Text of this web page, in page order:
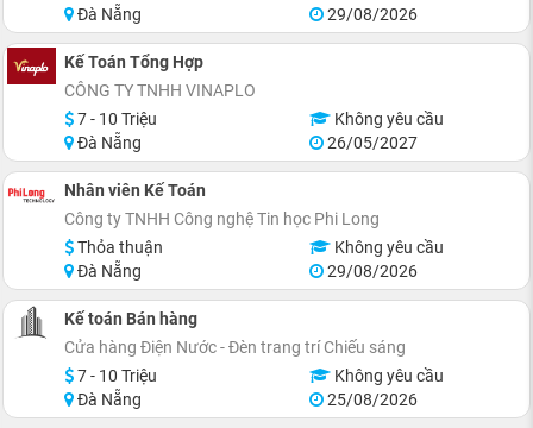
Đà Nẵng 29/08/2026
Kế Toán Tổng Hợp
CÔNG TY TNHH VINAPLO
7 - 10 Triệu
Không yêu cầu
Đà Nẵng
26/05/2027
Nhân viên Kế Toán
Công ty TNHH Công nghệ Tin học Phi Long
Thỏa thuận
Không yêu cầu
Đà Nẵng
29/08/2026
Kế toán Bán hàng
Cửa hàng Điện Nước - Đèn trang trí Chiếu sáng
7 - 10 Triệu
Không yêu cầu
Đà Nẵng
25/08/2026